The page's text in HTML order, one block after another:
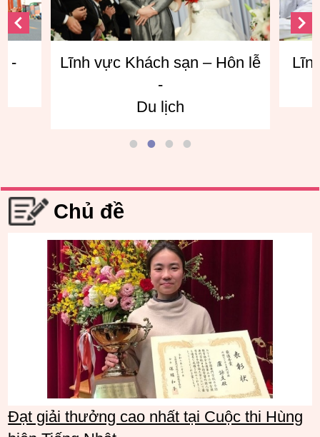
lễ
Lĩnh vực giao tiếp tiếng Anh
Chủ đề
Đạt giải thưởng cao nhất tại Cuộc thi Hùng